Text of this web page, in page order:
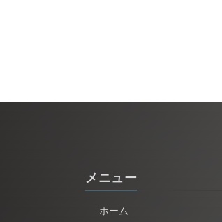
メニュー
ホーム